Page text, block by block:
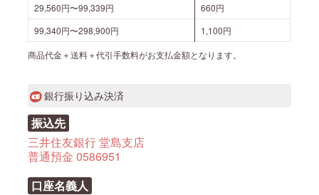
29,560円〜99,339円
660円
99,340円〜298,900円
1,100円
商品代金＋送料＋代引手数料がお支払金額となります。
銀行振り込み決済
振込先
三井住友銀行 堂島支店
普通預金 0586951
口座名義人